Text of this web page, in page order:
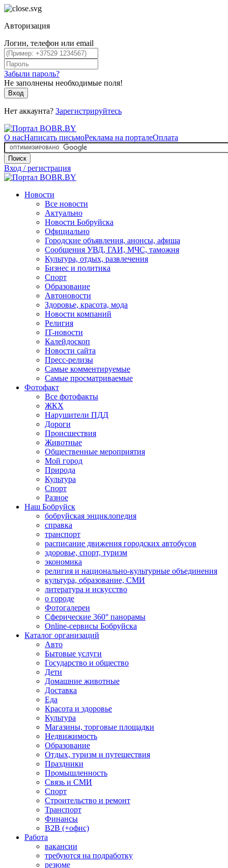
Авторизация
Логин, телефон или email
Забыли пароль?
Не заполнены необходимые поля!
Вход
Нет аккаунта? Зарегистрируйтесь
О насНаписать письмоРеклама на порталеОплата
Поиск
Вход / регистрация
Новости
Все новости
Актуально
Новости Бобруйска
Официально
Городские объявления, анонсы, афиша
Сообщения УВД, ГАИ, МЧС, таможня
Культура, отдых, развлечения
Бизнес и политика
Спорт
Образование
Автоновости
Здоровье, красота, мода
Новости компаний
Религия
IT-новости
Калейдоскоп
Новости сайта
Пресс-релизы
Самые комментируемые
Самые просматриваемые
Фотофакт
Все фотофакты
ЖКХ
Нарушители ПДД
Дороги
Происшествия
Животные
Общественные мероприятия
Мой город
Природа
Культура
Спорт
Разное
Наш Бобруйск
бобруйская энциклопедия
справка
транспорт
расписание движения городских автобусов
здоровье, спорт, туризм
экономика
религия и национально-культурные объединения
культура, образование, СМИ
литература и искусство
о городе
Фотогалереи
Сферические 360° панорамы
Online-сервисы Бобруйска
Каталог организаций
Авто
Бытовые услуги
Государство и общество
Дети
Домашние животные
Доставка
Еда
Красота и здоровье
Культура
Магазины, торговые площадки
Недвижимость
Образование
Отдых, туризм и путешествия
Праздники
Промышленность
Связь и СМИ
Спорт
Строительство и ремонт
Транспорт
Финансы
B2B (+офис)
Работа
вакансии
требуются на подработку
резюме